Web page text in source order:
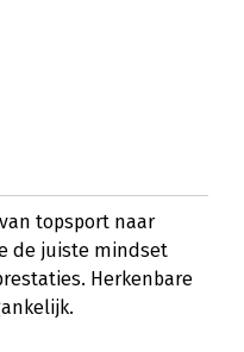
topsport naar
de juiste mindset
Herkenbare